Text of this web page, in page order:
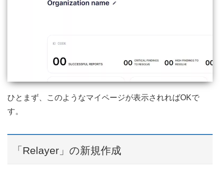
ひとまず、このようなマイページが表示されればOKで
す。
「Relayer」の新規作成